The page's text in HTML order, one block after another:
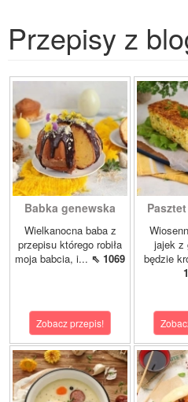
Przepisy z
Babka genewska
Wielkanocna baba z
przepisu którego robiła
moja babcia, i... ⇖ 1069
Zobacz przepis!
jajek z
będzie